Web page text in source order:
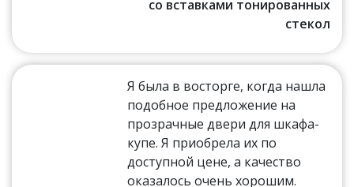
со вставками тонированных
стекол
Я была в восторге, когда нашла
подобное предложение на
прозрачные двери для шкафа-
купе. Я приобрела их по
доступной цене, а качество
оказалось очень хорошим.